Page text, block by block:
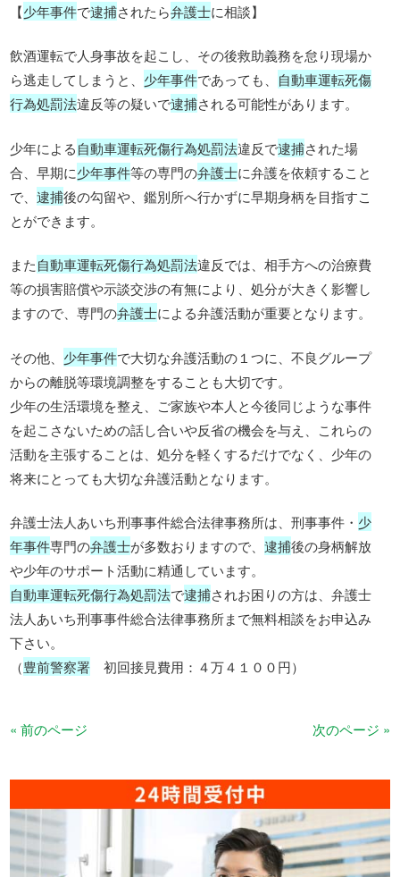
【少年事件で逮捕されたら弁護士に相談】
飲酒運転で人身事故を起こし、その後救助義務を怠り現場か
ら逃走してしまうと、 少年事件であっても、 自動車運転死傷
行為処罰法違反等の疑いで逮捕される可能性があります。
少年による自動車運転死傷行為処罰法違反で逮捕された場
合、早期に少年事件等の専門の弁護士に弁護を依頼すること
で、逮捕後の勾留や、鑑別所へ行かずに早期身柄を目指すこ
とができます。
また自動車運転死傷行為処罰法違反では、相手方への治療費
等の損害賠償や示談交渉の有無により、処分が大きく影響し
ますので、専門の弁護士による弁護活動が重要となります。
その他、 少年事件で大切な弁護活動の１つに、不良グループ
からの離脱等環境調整をすることも大切です。
少年の生活環境を整え、ご家族や本人と今後同じような事件
を起こさないための話し合いや反省の機会を与え、これらの
活動を主張することは、処分を軽くするだけでなく、少年の
将来にとっても大切な弁護活動となります。
弁護士法人あいち刑事事件総合法律事務所は、刑事事件・ 少
年事件専門の弁護士が多数おりますので、逮捕後の身柄解放
や少年のサポート活動に精通しています。
自動車運転死傷行為処罰法で逮捕されお困りの方は、弁護士
法人あいち刑事事件総合法律事務所まで無料相談をお申込み
下さい。
（豊前警察署 初回接見費用：４万４１００円）
« 前のページ 次のページ »